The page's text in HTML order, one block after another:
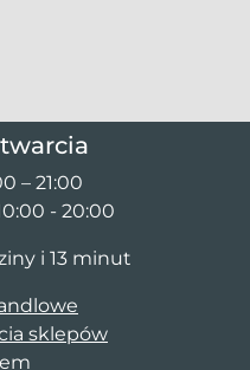
– 21:00
- 20:00
i 13 minut
sklepów